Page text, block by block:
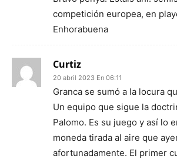
competición europea, en
Enhorabuena
Curtiz
20 abril 2023 En 06:11
Granca se sumó a la locura
Un equipo que sigue la
Palomo. Es su juego y así lo
moneda tirada al aire que
afortunadamente. El primer